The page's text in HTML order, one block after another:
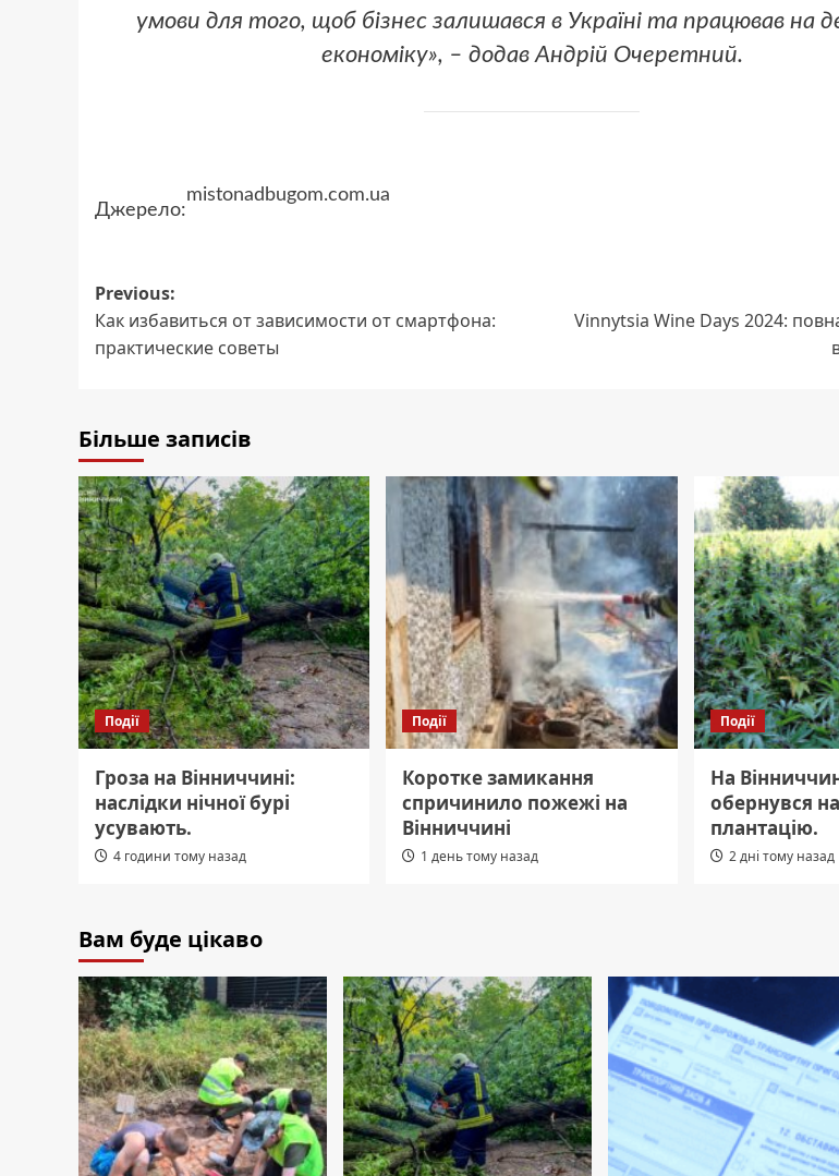
умови для того, щоб бізнес залишався в Україні та працював на
економіку», – додав Андрій Очеретний.
Джерело:
mistonadbugom.com.ua
Post
navigation
Previous:
Как избавиться от зависимости от смартфона:
практические советы
Vinnytsia Wine Days 2024:
Більше записів
Події
Гроза на Вінниччині:
наслідки нічної бурі
усувають.
4 години тому назад
Події
Коротке замикання
спричинило пожежі на
Вінниччині
1 день тому назад
Події
На
обернувся
плантацію.
2 дні тому назад
Вам буде цікаво